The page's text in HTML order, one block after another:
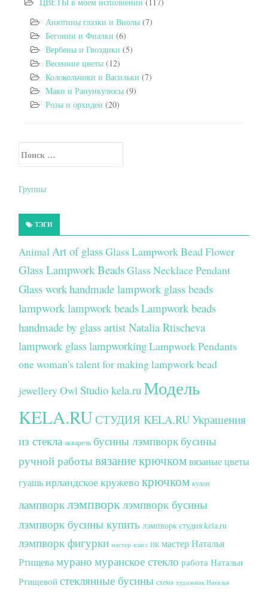
Анютины глазки и Виолы (7)
Бегонии и Фиалки (6)
Вербены и Гвоздики (5)
Весенние цветы (12)
Колокольчики и Васильки (7)
Маки и Ранункулюсы (9)
Розы и орхидеи (20)
Secondary Sidebar
Группы
ТЭГИ
Animal Art of glassGlass Lampwork Bead Flower
Glass Lampwork BeadsGlass Necklace Pendant
Glass workhandmade lampwork glass beads
lampworklampwork beadsLampwork beads
handmade by glass artist Natalia Rtischeva
lampwork glasslampworkingLampwork Pendants
one woman's talent for making lampwork bead
jewelleryOwlStudio kela.ru Модель
KELA.RUСТУДИЯ KELA.RUУкрашения
из стекла акварель бусины лэмпворк бусины
ручной работывязание крючкомвязаные цветы
гуашьирландское кружевокрючком кулон
лампворклэмпворклэмпворк бусины
лэмпворк бусины купить лэмпворк студия kela.ru
лэмпворк фигурки мастер-класс ИК мастер Наталья
Ртищевамурано муранское стекло работа Натальи
Ртищевой стеклянные бусины схема художник Наталья